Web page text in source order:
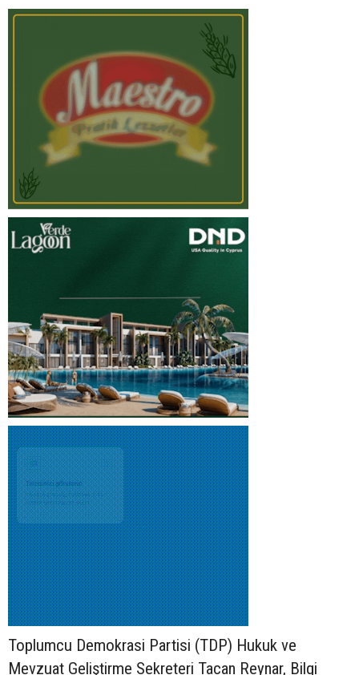
Toplumcu Demokrasi Partisi (TDP) Hukuk ve
Mevzuat Geliştirme Sekreteri Tacan Reynar, Bilgi